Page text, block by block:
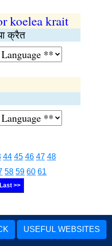
koelea krait
क्रैत
44 45 46 47 48
58 59 60 61
>>
USEFUL WEBSITES